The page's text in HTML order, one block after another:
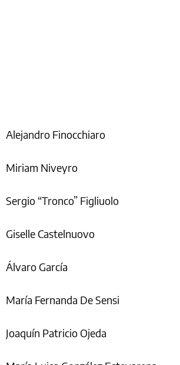
Alejandro Finocchiaro
Miriam Niveyro
Sergio “Tronco” Figliuolo
Giselle Castelnuovo
Álvaro García
María Fernanda De Sensi
Joaquín Patricio Ojeda